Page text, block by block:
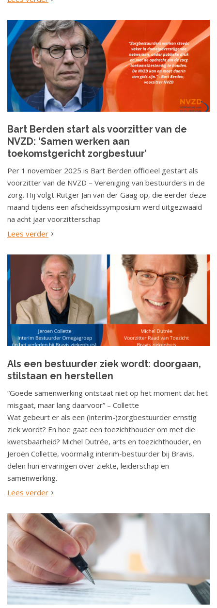
Bart Berden start als voorzitter van de
NVZD: ‘Samen werken aan
toekomstgericht zorgbestuur’
Per 1 november 2025 is Bart Berden officieel gestart als
voorzitter van de NVZD – Vereniging van bestuurders in de
zorg. Hij volgt Rutger Jan van der Gaag op, die eerder deze
maand tijdens een afscheidssymposium werd uitgezwaaid
na acht jaar voorzitterschap
Lees verder
Als een bestuurder ziek wordt: doorgaan,
stilstaan en herstellen
“Goede samenwerking ontstaat niet op het moment dat het
misgaat, maar lang daarvoor” – Collette
Wat gebeurt er als een (interim-)zorgbestuurder ernstig
ziek wordt? En hoe gaat een toezichthouder om met die
kwetsbaarheid? Michel Dutrée, arts en toezichthouder, en
Jeroen Collette, voormalig interim-bestuurder bij Bravis,
delen hun ervaringen over ziekte, leiderschap en
samenwerking.
Lees verder